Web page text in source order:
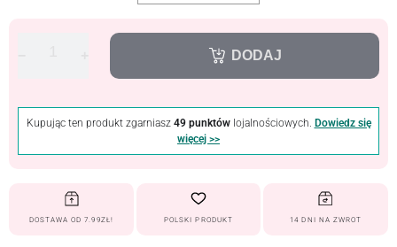
DODAJ
Kupując ten produkt zgarniasz 49 punktówlojalnościowych. Dowiedz się
więcej >>
DOSTAWA OD 7.99ZŁ! POLSKI PRODUKT 14 DNI NA ZWROT